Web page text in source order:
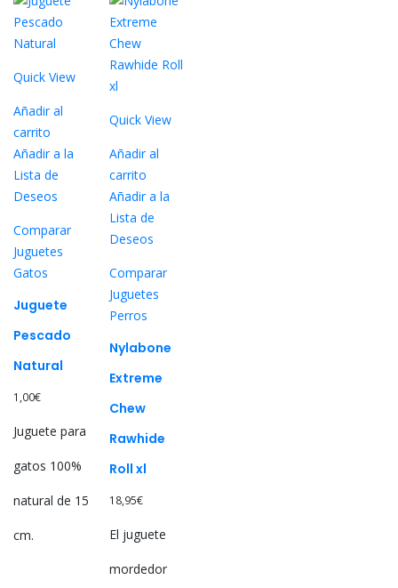
Quick View
Añadir al
carrito
Añadir a la
Lista de
Deseos
Comparar
Juguetes
Gatos
Juguete
Pescado
Natural
1,00€
Juguete para
gatos 100%
natural de 15
cm.
Quick View
Añadir al
carrito
Añadir a la
Lista de
Deseos
Comparar
Juguetes
Perros
Nylabone
Extreme
Chew
Rawhide
Roll xl
18,95€
El juguete
mordedor